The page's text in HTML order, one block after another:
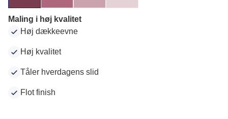
Maling i høj kvalitet
Høj dækkeevne
Høj kvalitet
Tåler hverdagens slid
Flot finish